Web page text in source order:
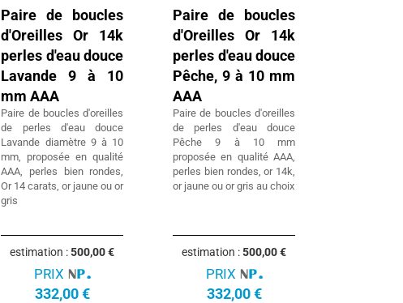
Paire de boucles
d'Oreilles Or 14k
perles d'eau douce
Lavande 9 à 10
mm AAA
Paire de boucles d'oreilles
de perles d'eau douce
Lavande diamètre 9 à 10
mm, proposée en qualité
AAA, perles bien rondes,
Or 14 carats, or jaune ou or
gris
estimation :500,00 €
PRIX
332,00 €
Paire de boucles
d'Oreilles Or 14k
perles d'eau douce
Pêche, 9 à 10 mm
AAA
Paire de boucles d'oreilles
de perles d'eau douce
Pêche 9 à 10 mm
proposée en qualité AAA,
perles bien rondes, or 14k,
or jaune ou or gris au choix
estimation :500,00 €
PRIX
332,00 €